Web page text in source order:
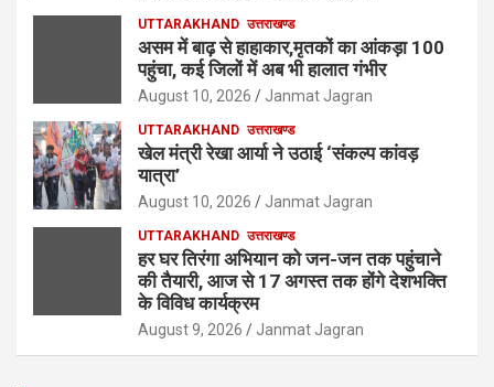
UTTARAKHAND उत्तराखण्ड
असम में बाढ़ से हाहाकार,मृतकों का आंकड़ा 100
पहुंचा, कई जिलों में अब भी हालात गंभीर
August 10, 2026 Janmat Jagran
UTTARAKHAND उत्तराखण्ड
खेल मंत्री रेखा आर्या ने उठाई ‘संकल्प कांवड़
यात्रा’
August 10, 2026 Janmat Jagran
UTTARAKHAND उत्तराखण्ड
हर घर तिरंगा अभियान को जन-जन तक पहुंचाने
की तैयारी, आज से 17 अगस्त तक होंगे देशभक्ति
के विविध कार्यक्रम
August 9, 2026 Janmat Jagran